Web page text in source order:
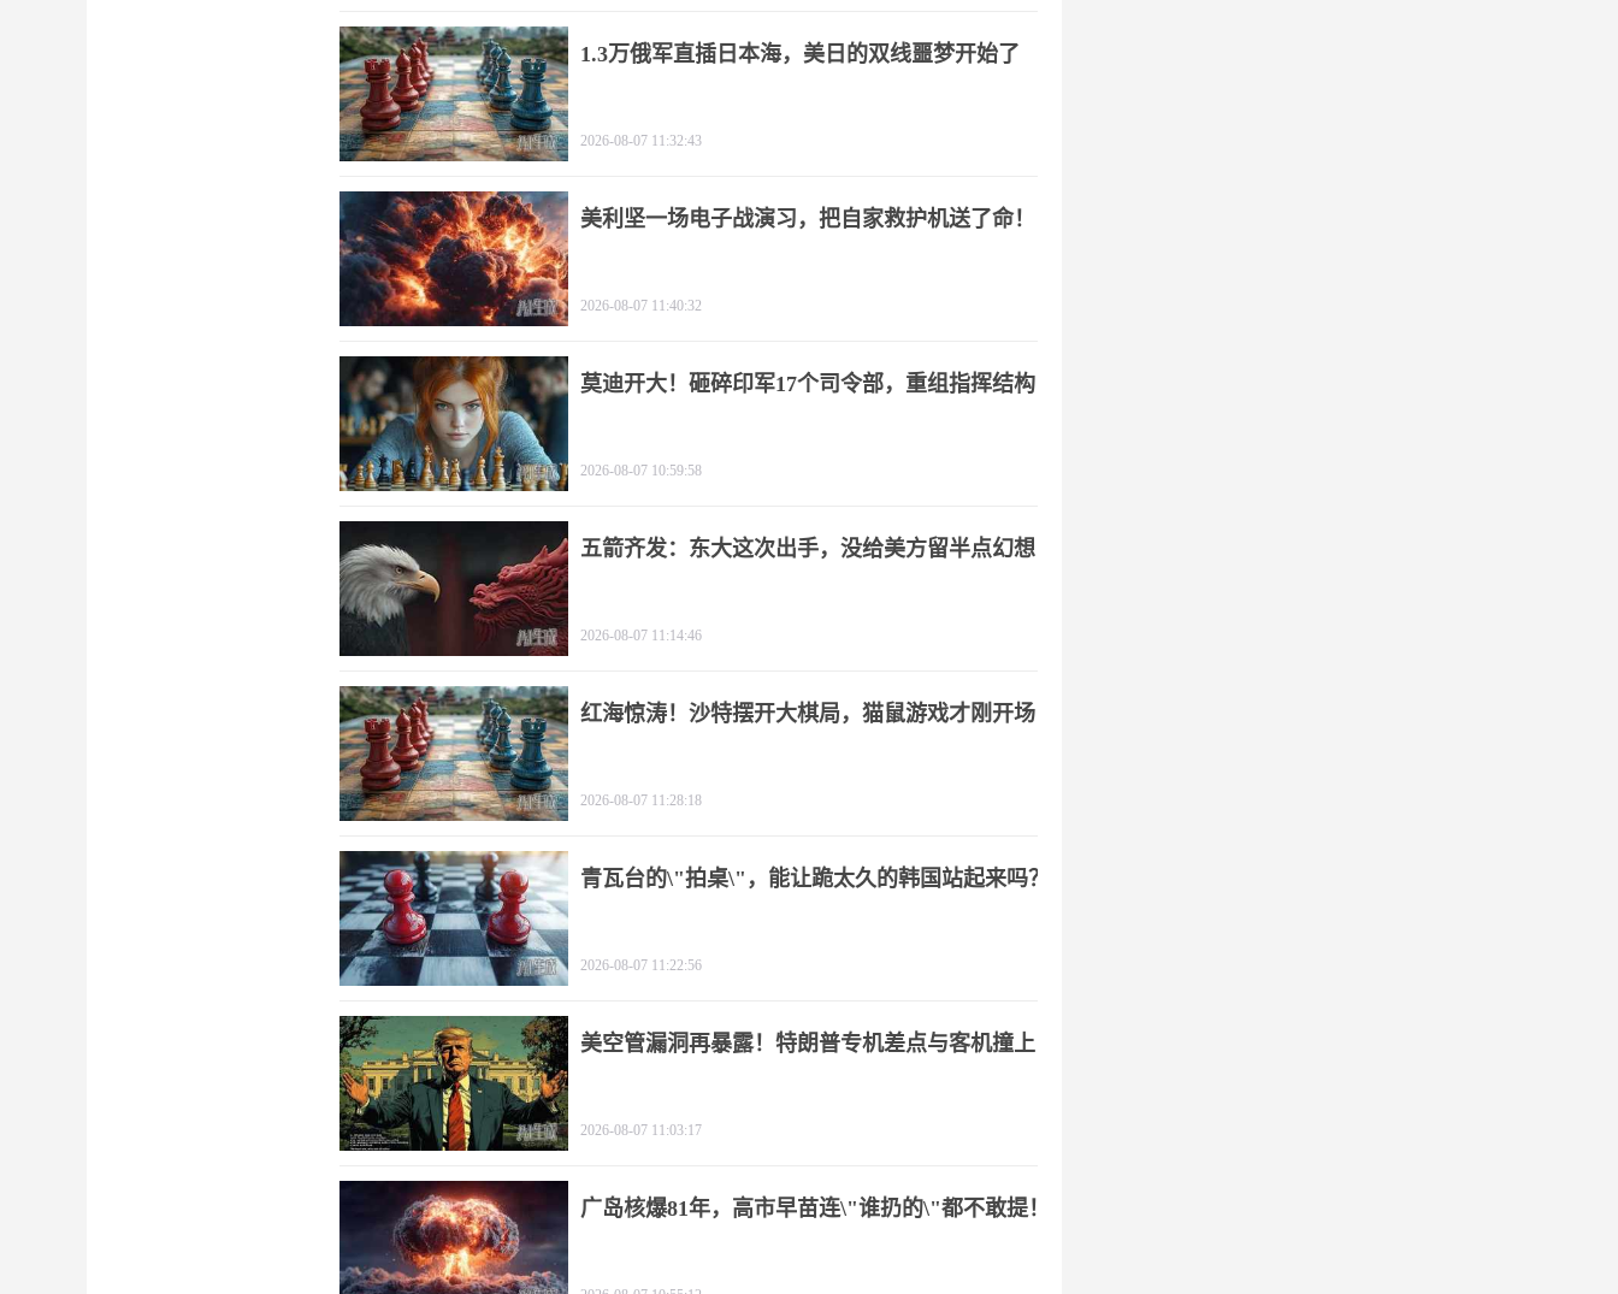
1.3万俄军直插日本海，美日的双线噩梦开始了
2026-08-07 11:32:43
美利坚一场电子战演习，把自家救护机送了命！
2026-08-07 11:40:32
莫迪开大！砸碎印军17个司令部，重组指挥结构
2026-08-07 10:59:58
五箭齐发：东大这次出手，没给美方留半点幻想
2026-08-07 11:14:46
红海惊涛！沙特摆开大棋局，猫鼠游戏才刚开场
2026-08-07 11:28:18
青瓦台的\"拍桌\"，能让跪太久的韩国站起来吗？
2026-08-07 11:22:56
美空管漏洞再暴露！特朗普专机差点与客机撞上
2026-08-07 11:03:17
广岛核爆81年，高市早苗连\"谁扔的\"都不敢提！